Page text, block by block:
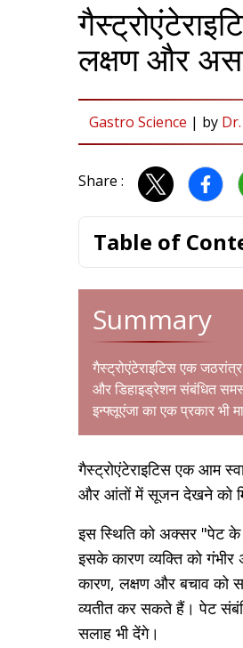
लक्षण और
Gastro Science | by
Share :
Table of
Summary
गैस्ट्रोएंटेराइटिस एक
औरडिहाइड्रेशनसंबंधित
इन्फ्लूएंजा का एक प्रकार भी
गैस्ट्रोएंटेराइटिस एक आम
और आंतों में सूजन देखने को
इस स्थिति को अक्सर "पेट के
इसके कारण व्यक्ति को
कारण, लक्षण और बचाव
व्यतीत कर सकते हैं। पेट
सलाह भी देंगे।